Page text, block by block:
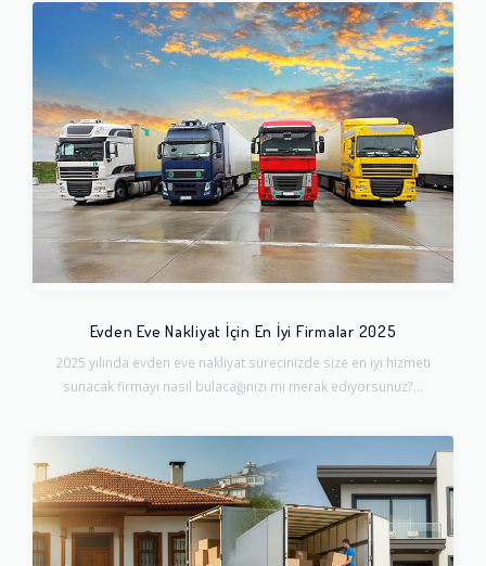
Evden Eve Nakliyat İçin En İyi Firmalar 2025
2025 yılında evden eve nakliyat sürecinizde size en iyi hizmeti
sunacak firmayı nasıl bulacağınızı mı merak ediyorsunuz?...